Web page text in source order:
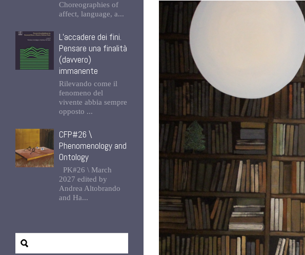
Choreographies of
affect, language, a...
L’accadere dei fini.
Pensare una finalità
(davvero)
immanente
Rilevando come il
fenomeno del
vivente abbia sempre
opposto ...
CFP#26 \
Phenomenology and
Ontology
PK#26 \ March
2027 edited by
Andrea Altobrando
and Ha...